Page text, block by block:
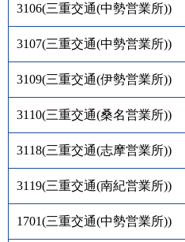
3106(三重交通(中勢営業所))
3107(三重交通(中勢営業所))
3109(三重交通(伊勢営業所))
3110(三重交通(桑名営業所))
3118(三重交通(志摩営業所))
3119(三重交通(南紀営業所))
1701(三重交通(中勢営業所))